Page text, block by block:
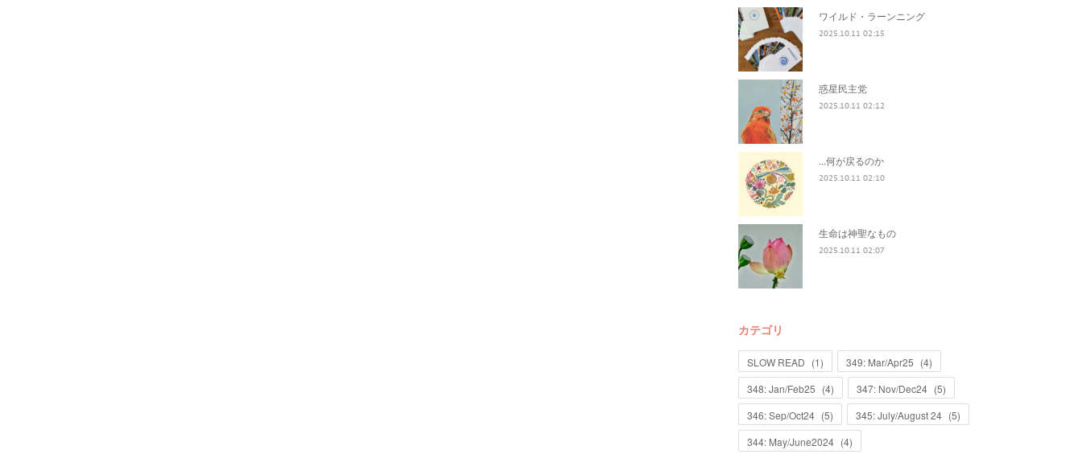
ワイルド・ラーンニング
2025.10.11 02:15
惑星民主党
2025.10.11 02:12
...何が戻るのか
2025.10.11 02:10
生命は神聖なもの
2025.10.11 02:07
カテゴリ
SLOW READ (1) 349: Mar/Apr25 (4)
348: Jan/Feb25 (4) 347: Nov/Dec24 (5)
346: Sep/Oct24 (5) 345: July/August 24 (5)
344: May/June2024 (4)